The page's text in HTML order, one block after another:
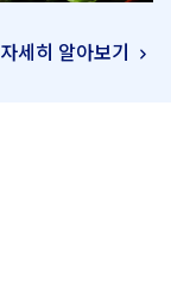
자세히 알아보기